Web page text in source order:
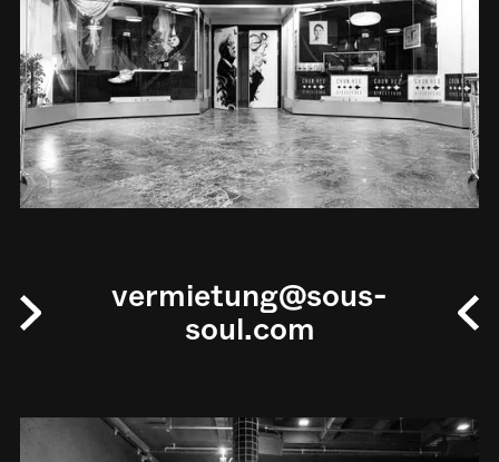
vermietung@sous-
soul.com